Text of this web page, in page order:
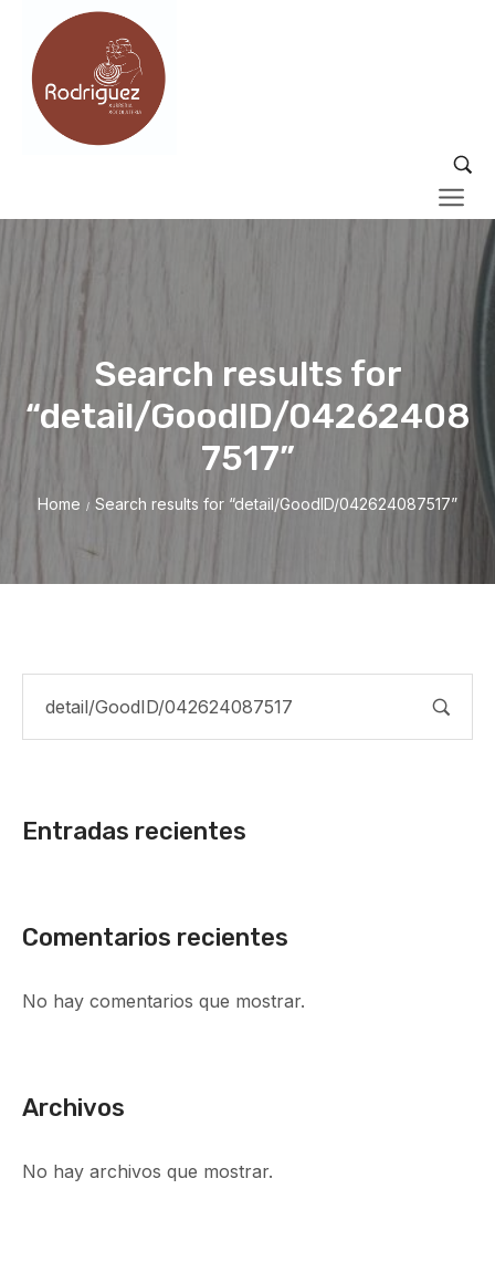
Search results for
“detail/GoodID/04262408
7517”
Home / Search results for “detail/GoodID/042624087517”
Entradas recientes
Comentarios recientes
No hay comentarios que mostrar.
Archivos
No hay archivos que mostrar.